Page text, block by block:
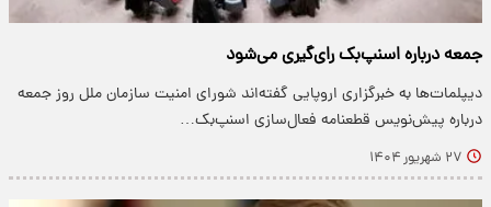
جمعه درباره اسنپ‌بک رای‌گیری می‌شود
دیپلمات‌ها به خبرگزاری اروپایی گفته‌اند شورای امنیت سازمان ملل روز جمعه
درباره پیش‌نویس قطعنامه فعال‌سازی اسنپ‌بک…
۲۷ شهریور ۱۴۰۴